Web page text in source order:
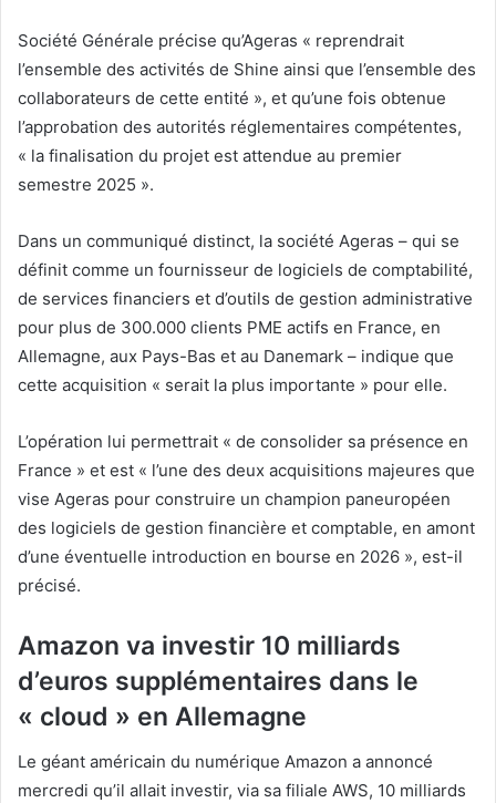
Société Générale précise qu’Ageras « reprendrait
l’ensemble des activités de Shine ainsi que l’ensemble des
collaborateurs de cette entité », et qu’une fois obtenue
l’approbation des autorités réglementaires compétentes,
« la finalisation du projet est attendue au premier
semestre 2025 ».
Dans un communiqué distinct, la société Ageras – qui se
définit comme un fournisseur de logiciels de comptabilité,
de services financiers et d’outils de gestion administrative
pour plus de 300.000 clients PME actifs en France, en
Allemagne, aux Pays-Bas et au Danemark – indique que
cette acquisition « serait la plus importante » pour elle.
L’opération lui permettrait « de consolider sa présence en
France » et est « l’une des deux acquisitions majeures que
vise Ageras pour construire un champion paneuropéen
des logiciels de gestion financière et comptable, en amont
d’une éventuelle introduction en bourse en 2026 », est-il
précisé.
Amazon va investir 10 milliards
d’euros supplémentaires dans le
« cloud » en Allemagne
Le géant américain du numérique Amazon a annoncé
mercredi qu’il allait investir, via sa filiale AWS, 10 milliards